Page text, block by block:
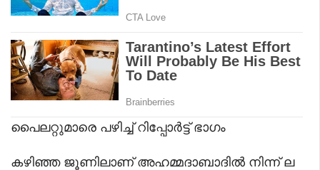
പൈലറ്റുമാരെ പഴിച്ച് റിപ്പോർട്ട് ഭാഗം
കഴിഞ്ഞ ജൂണിലാണ് അഹമ്മദാബാദിൽ നിന്ന് ല